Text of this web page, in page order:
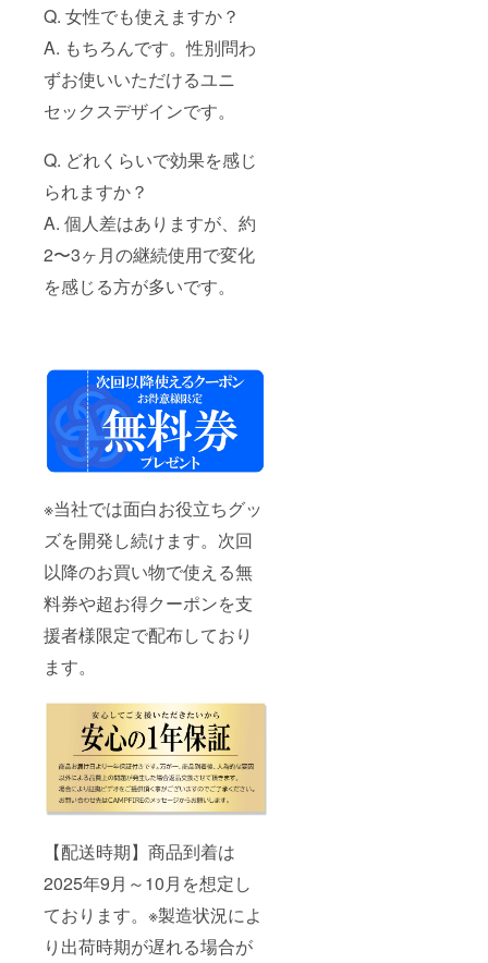
Q. 女性でも使えますか？
A. もちろんです。性別問わ
ずお使いいただけるユニ
セックスデザインです。
Q. どれくらいで効果を感じ
られますか？
A. 個人差はありますが、約
2〜3ヶ月の継続使用で変化
を感じる方が多いです。
※当社では面白お役立ちグッ
ズを開発し続けます。次回
以降のお買い物で使える無
料券や超お得クーポンを支
援者様限定で配布しており
ます。
【配送時期】商品到着は
2025年9月～10月を想定し
ております。※製造状況によ
り出荷時期が遅れる場合が